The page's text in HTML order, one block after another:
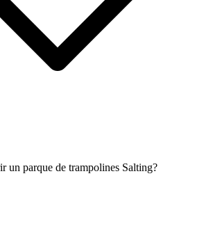
un parque de trampolines Salting?